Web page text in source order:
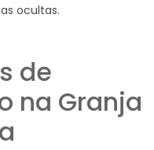
ocultas.
de
na Granja